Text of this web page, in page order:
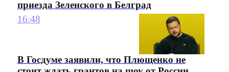
приезда Зеленского в Белград
16:48
В Госдуме заявили, что Плющенко не